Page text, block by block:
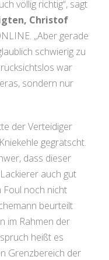
völlig richtig“, sagt
Christof
„Aber gerade
schwierig zu
war
sondern nur
der Verteidiger
gegrätscht.
dass dieser
auch gut
Foul noch nicht
beurteilt
im Rahmen der
heißt es
Grenzbereich der